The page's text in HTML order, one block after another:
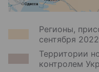
Регионы,
сентября
Территории
контролем